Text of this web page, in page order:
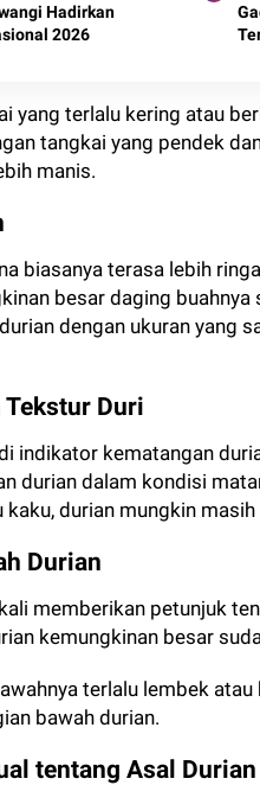
Hadirkan
2026
yang terlalu kering atau
tangkai yang pendek
manis.
biasanya terasa lebih
besar daging
dengan ukuran yang
Tekstur Duri
indikator kematangan
durian dalam kondisi
durian mungkin masih
Durian
memberikan petunjuk
kemungkinan besar
terlalu lembek
bawah durian.
tentang Asal Durian